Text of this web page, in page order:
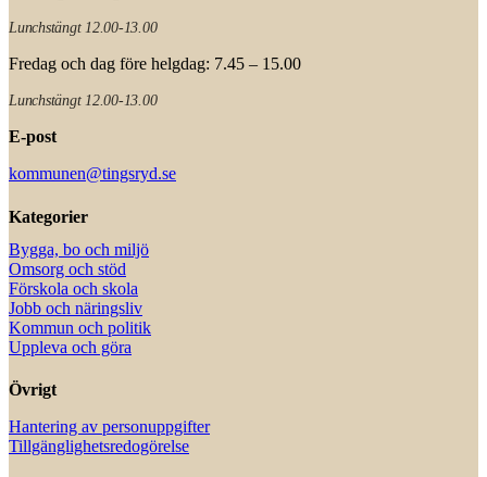
Lunchstängt 12.00-13.00
Fredag och dag före helgdag: 7.45 – 15.00
Lunchstängt 12.00-13.00
E-post
kommunen@tingsryd.se
Kategorier
Bygga, bo och miljö
Omsorg och stöd
Förskola och skola
Jobb och näringsliv
Kommun och politik
Uppleva och göra
Övrigt
Hantering av personuppgifter
Tillgänglighetsredogörelse